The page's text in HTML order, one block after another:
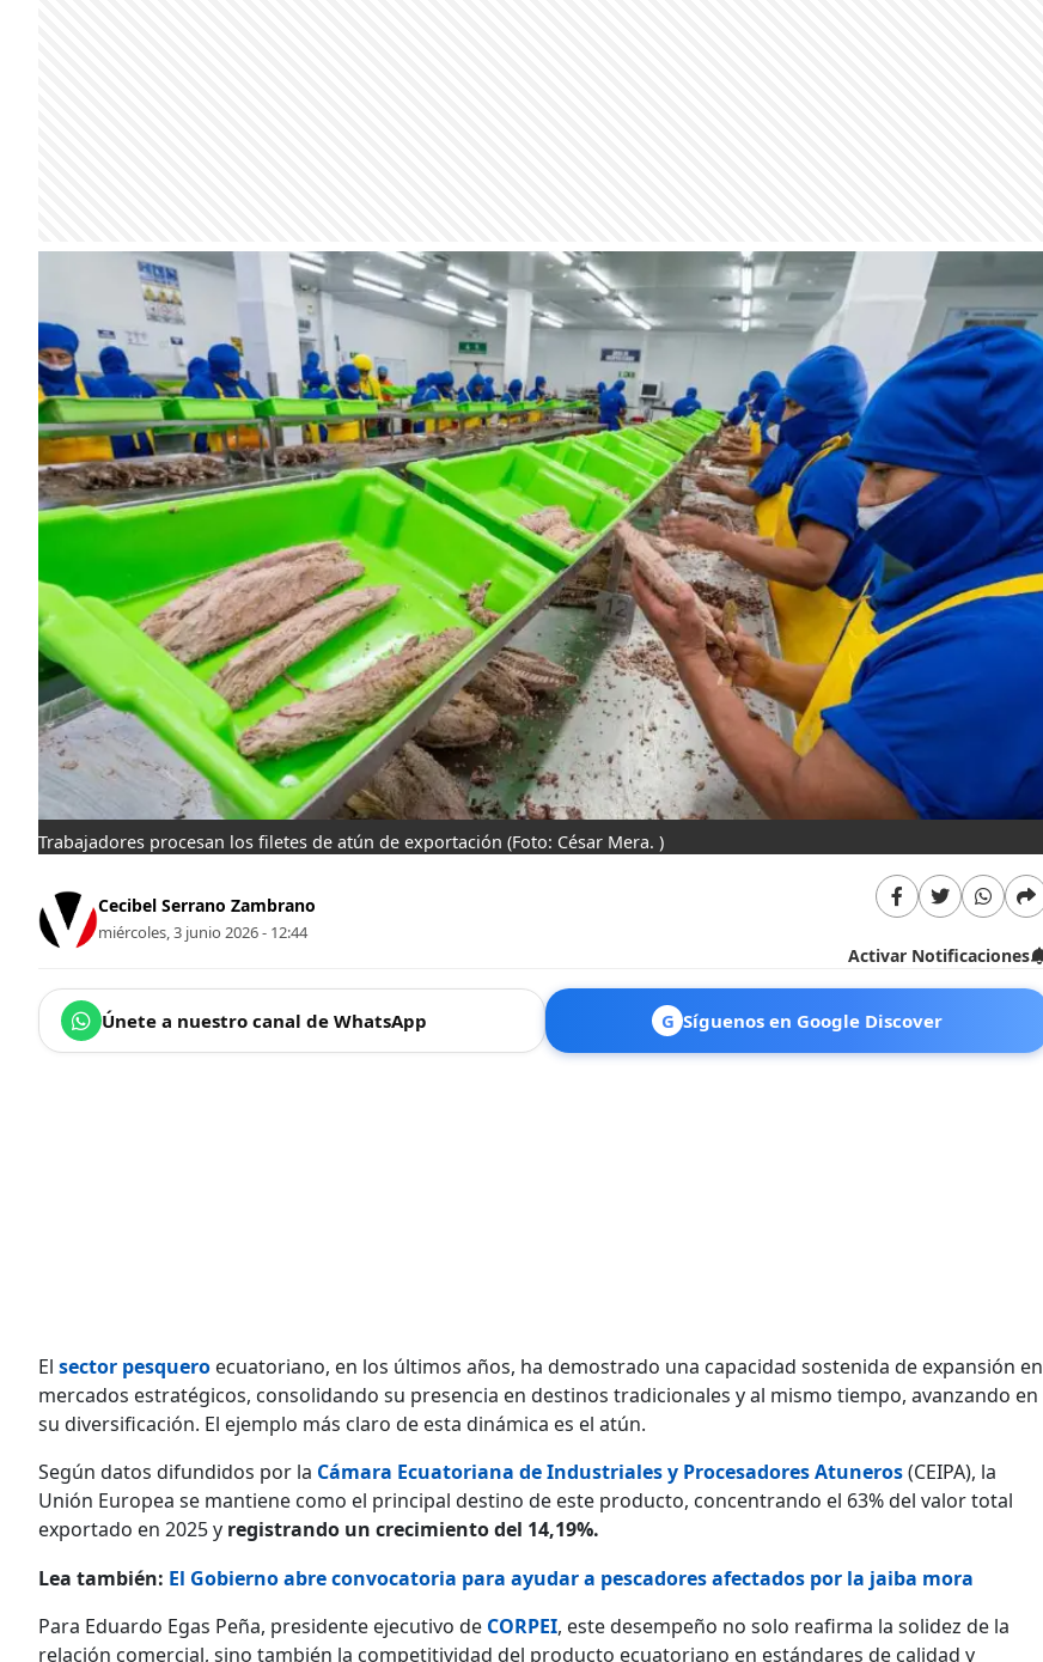
Trabajadores procesan los filetes de atún de exportación (Foto: César Mera. )
Cecibel Serrano Zambrano
miércoles, 3 junio 2026 - 12:44
Activar Notificaciones
Únete a nuestro canal de WhatsApp G Síguenos en Google Discover
El sector pesquero ecuatoriano, en los últimos años, ha demostrado una capacidad sostenida de expansión en
mercados estratégicos, consolidando su presencia en destinos tradicionales y al mismo tiempo, avanzando en
su diversificación. El ejemplo más claro de esta dinámica es el atún.
Según datos difundidos por la Cámara Ecuatoriana de Industriales y Procesadores Atuneros(CEIPA), la
Unión Europea se mantiene como el principal destino de este producto, concentrando el 63% del valor total
exportado en 2025 y registrando un crecimiento del 14,19%.
Lea también: El Gobierno abre convocatoria para ayudar a pescadores afectados por la jaiba mora
Para Eduardo Egas Peña, presidente ejecutivo de CORPEI, este desempeño no solo reafirma la solidez de la
relación comercial, sino también la competitividad del producto ecuatoriano en estándares de calidad y